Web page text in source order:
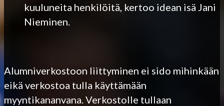
kuuluneita henkilöitä, kertoo idean isä Jani
Nieminen.
Alumniverkostoon liittyminen ei sido mihinkään
eikä verkostoa tulla käyttämään
myyntikananvana. Verkostolle tullaan